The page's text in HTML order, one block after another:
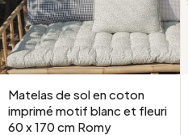
Matelas de sol en coton
imprimé motif blanc et fleuri
60 x 170 cm Romy